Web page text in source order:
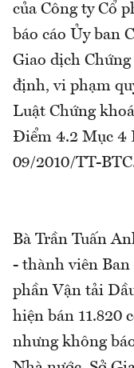
của Công ty Cổ
báo cáo Ủy ban
Giao dịch
định, vi phạm
Luật Chứng
Điểm 4.2 Mục 4
09/2010/TT-
Bà Trần Tuấn
- thành viên Ban
phần Vận tải
hiện bán 11.820
nhưng không